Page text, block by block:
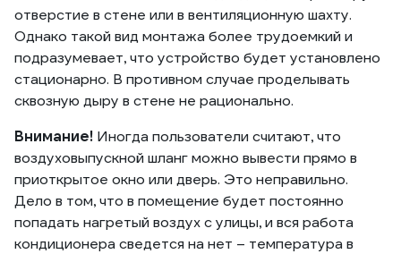
отверстие в стене или в вентиляционную шахту.
Однако такой вид монтажа более трудоемкий и
подразумевает, что устройство будет установлено
стационарно. В противном случае проделывать
сквозную дыру в стене не рационально.
Внимание! Иногда пользователи считают, что
воздуховыпускной шланг можно вывести прямо в
приоткрытое окно или дверь. Это неправильно.
Дело в том, что в помещение будет постоянно
попадать нагретый воздух с улицы, и вся работа
кондиционера сведется на нет – температура в